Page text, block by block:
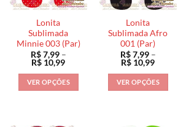
Lonita
Sublimada
Minnie 003 (Par)
R$7,99 –
R$ 10,99Faixa
preço:
R$ 7,99
através
VER OPÇÕES
Lonita
Sublimada Afro
001 (Par)
R$7,99 –
R$ 10,99Faixa
preço:
R$ 7,99
através
VER OPÇÕES